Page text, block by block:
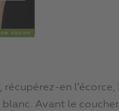
récupérez-en
Avant le